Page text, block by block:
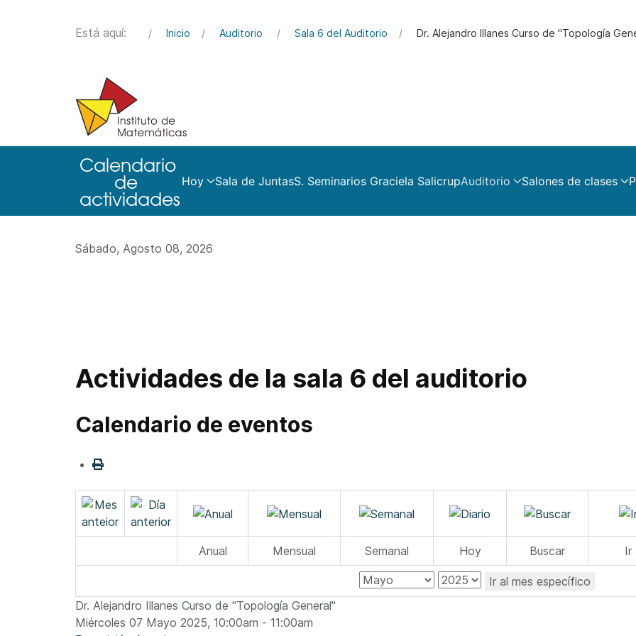
Está aquí: Inicio Auditorio Sala 6 del Auditorio Dr. Alejandro Illanes Curso de "Topología
Hoy Sala de JuntasS. Seminarios Graciela SalicrupAuditorio Salones de clases
Sábado, Agosto 08, 2026
Actividades de la sala 6 del auditorio
Calendario de eventos
Anual Mensual Semanal Hoy Buscar Ir
Ir al mes específico
Dr. Alejandro Illanes Curso de "Topología General"
Miércoles 07 Mayo 2025, 10:00am - 11:00am